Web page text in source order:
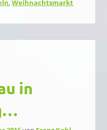
,Weihnachtsmarkt
in